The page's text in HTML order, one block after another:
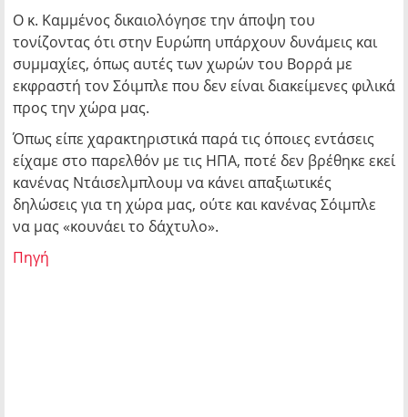
Ο κ. Καμμένος δικαιολόγησε την άποψη του
τονίζοντας ότι στην Ευρώπη υπάρχουν δυνάμεις και
συμμαχίες, όπως αυτές των χωρών του Βορρά με
εκφραστή τον Σόιμπλε που δεν είναι διακείμενες φιλικά
προς την χώρα μας.
Όπως είπε χαρακτηριστικά παρά τις όποιες εντάσεις
είχαμε στο παρελθόν με τις ΗΠΑ, ποτέ δεν βρέθηκε εκεί
κανένας Ντάισελμπλουμ να κάνει απαξιωτικές
δηλώσεις για τη χώρα μας, ούτε και κανένας Σόιμπλε
να μας «κουνάει το δάχτυλο».
Πηγή